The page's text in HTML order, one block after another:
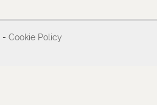
- Cookie Policy